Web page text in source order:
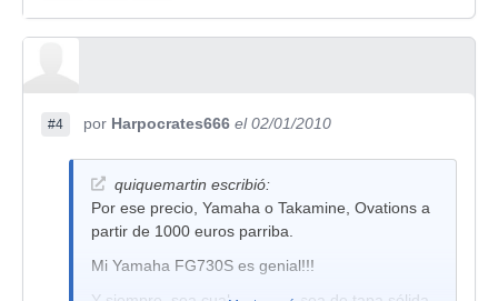
#4 por Harpocrates666 el 02/01/2010
quiquemartin escribió:
Por ese precio, Yamaha o Takamine, Ovations a
partir de 1000 euros parriba.
Mi Yamaha FG730S es genial!!!